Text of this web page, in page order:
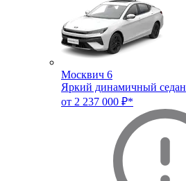
Москвич 6
Яркий динамичный седан
от 2 237 000 ₽*